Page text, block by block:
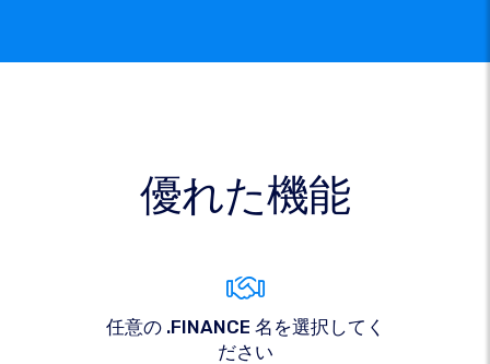
優れた機能
任意の .FINANCE 名を選択してく
ださい